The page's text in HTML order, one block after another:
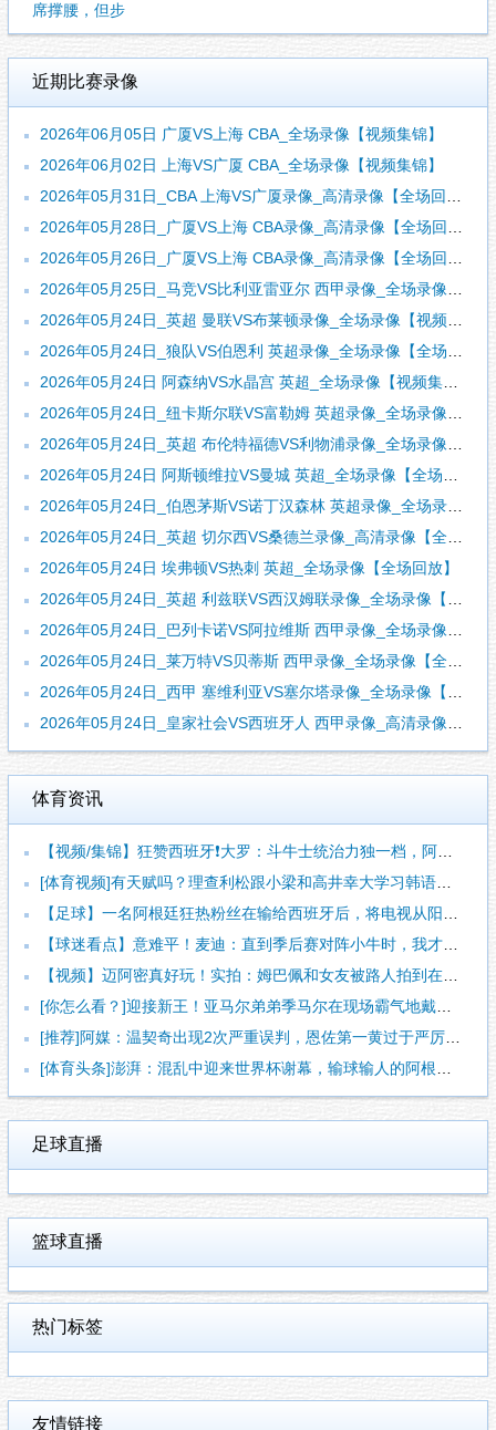
席撑腰，但步
近期比赛录像
2026年06月05日 广厦VS上海 CBA_全场录像【视频集锦】
2026年06月02日 上海VS广厦 CBA_全场录像【视频集锦】
2026年05月31日_CBA 上海VS广厦录像_高清录像【全场回放】
2026年05月28日_广厦VS上海 CBA录像_高清录像【全场回放】
2026年05月26日_广厦VS上海 CBA录像_高清录像【全场回放】
2026年05月25日_马竞VS比利亚雷亚尔 西甲录像_全场录像【视频集锦】
2026年05月24日_英超 曼联VS布莱顿录像_全场录像【视频集锦】
2026年05月24日_狼队VS伯恩利 英超录像_全场录像【全场回放】
2026年05月24日 阿森纳VS水晶宫 英超_全场录像【视频集锦】
2026年05月24日_纽卡斯尔联VS富勒姆 英超录像_全场录像【高清回放】
2026年05月24日_英超 布伦特福德VS利物浦录像_全场录像【视频集锦】
2026年05月24日 阿斯顿维拉VS曼城 英超_全场录像【全场回放】
2026年05月24日_伯恩茅斯VS诺丁汉森林 英超录像_全场录像【高清回放】
2026年05月24日_英超 切尔西VS桑德兰录像_高清录像【全场回放】
2026年05月24日 埃弗顿VS热刺 英超_全场录像【全场回放】
2026年05月24日_英超 利兹联VS西汉姆联录像_全场录像【全场回放】
2026年05月24日_巴列卡诺VS阿拉维斯 西甲录像_全场录像【全场回放】
2026年05月24日_莱万特VS贝蒂斯 西甲录像_全场录像【全场回放】
2026年05月24日_西甲 塞维利亚VS塞尔塔录像_全场录像【全场回放】
2026年05月24日_皇家社会VS西班牙人 西甲录像_高清录像【全场回放】
体育资讯
【视频/集锦】狂赞西班牙❗大罗：斗牛士统治力独一档，阿根廷有
[体育视频]有天赋吗？理查利松跟小梁和高井幸大学习韩语和日语
【足球】一名阿根廷狂热粉丝在输给西班牙后，将电视从阳台上扔了
【球迷看点】意难平！麦迪：直到季后赛对阵小牛时，我才意识到姚
【视频】迈阿密真好玩！实拍：姆巴佩和女友被路人拍到在夜店狂欢
[你怎么看？]迎接新王！亚马尔弟弟季马尔在现场霸气地戴上冠军
[推荐]阿媒：温契奇出现2次严重误判，恩佐第一黄过于严厉+吹
[体育头条]澎湃：混乱中迎来世界杯谢幕，输球输人的阿根廷需要
足球直播
篮球直播
热门标签
友情链接